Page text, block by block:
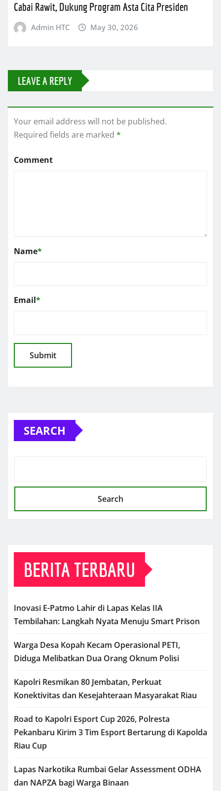
Cabai Rawit, Dukung Program Asta Cita Presiden
Admin HTC May 30, 2026
LEAVE A REPLY
Your email address will not be published.
Required fields are marked *
Comment
Name*
Email*
SEARCH
Search
BERITA TERBARU
Inovasi E-Patmo Lahir di Lapas Kelas IIA
Tembilahan: Langkah Nyata Menuju Smart Prison
Warga Desa Kopah Kecam Operasional PETI,
Diduga Melibatkan Dua Orang Oknum Polisi
Kapolri Resmikan 80 Jembatan, Perkuat
Konektivitas dan Kesejahteraan Masyarakat Riau
Road to Kapolri Esport Cup 2026, Polresta
Pekanbaru Kirim 3 Tim Esport Bertarung di Kapolda
Riau Cup
Lapas Narkotika Rumbai Gelar Assessment ODHA
dan NAPZA bagi Warga Binaan